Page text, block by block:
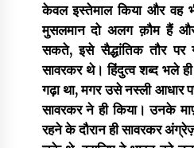
सर्व सेवा संघ मुख्यालय में
3 years ago
इतिहास बदलने के प्रयास का
3 years ago
केवल इस्तेमाल किया और वह
मुसलमान दो अलग क़ौम हैं
सकते, इसे सैद्धांतिक तौर
सावरकर थे। हिंदुत्व शब्द भले
गढ़ा था, मगर उसे नस्ली आधार
सावरकर ने ही किया। उनके
रहने के दौरान ही सावरकर